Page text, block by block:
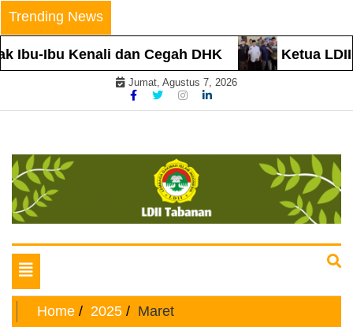
Skip
to
content
Trending News
Ibu-Ibu Kenali dan Cegah DHK Ketua LDII
Jumat, Agustus 7, 2026
LDII TABANAN
Toggle
navigation
Home
2025 Maret